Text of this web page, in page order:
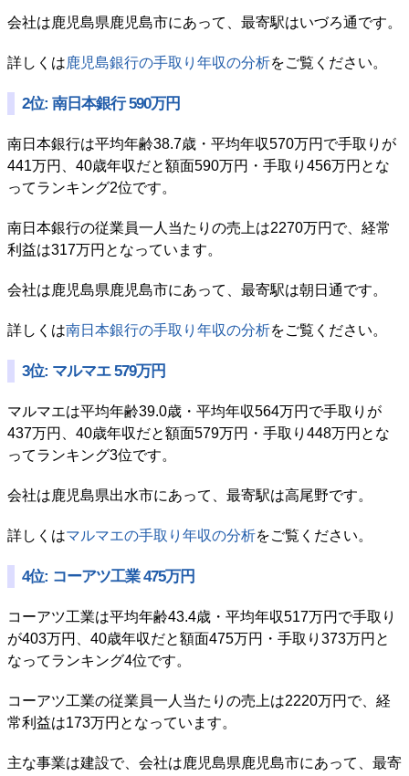
会社は鹿児島県鹿児島市にあって、最寄駅はいづろ通です。
詳しくは鹿児島銀行の手取り年収の分析をご覧ください。
2位: 南日本銀行 590万円
南日本銀行は平均年齢38.7歳・平均年収570万円で手取りが
441万円、40歳年収だと額面590万円・手取り456万円とな
ってランキング2位です。
南日本銀行の従業員一人当たりの売上は2270万円で、経常
利益は317万円となっています。
会社は鹿児島県鹿児島市にあって、最寄駅は朝日通です。
詳しくは南日本銀行の手取り年収の分析をご覧ください。
3位: マルマエ 579万円
マルマエは平均年齢39.0歳・平均年収564万円で手取りが
437万円、40歳年収だと額面579万円・手取り448万円とな
ってランキング3位です。
会社は鹿児島県出水市にあって、最寄駅は高尾野です。
詳しくはマルマエの手取り年収の分析をご覧ください。
4位: コーアツ工業 475万円
コーアツ工業は平均年齢43.4歳・平均年収517万円で手取り
が403万円、40歳年収だと額面475万円・手取り373万円と
なってランキング4位です。
コーアツ工業の従業員一人当たりの売上は2220万円で、経
常利益は173万円となっています。
主な事業は建設で、会社は鹿児島県鹿児島市にあって、最寄